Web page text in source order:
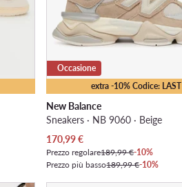
extra -10% Codice: LAST
Occasione
New Balance
Sneakers · NB 9060 · Beige
Prezzo attuale
170,99€
Prezzo regolare189,99 €-10%
Prezzo più basso189,99 €-10%